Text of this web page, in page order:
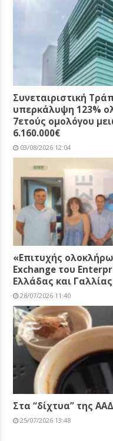
Συνεταιριστική
υπερκάλυψη 123%
7ετούς ομολόγου
6.160.000€
03/08/2026 12:04
«Επιτυχής
Exchange του
Ελλάδας και
28/07/2026 11:40
Στα “δίχτυα” της
25/07/2026 13:48